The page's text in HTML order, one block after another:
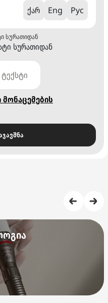
ქარ Eng Рус
სურათიდან